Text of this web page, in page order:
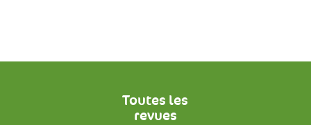
Toutes les
revues